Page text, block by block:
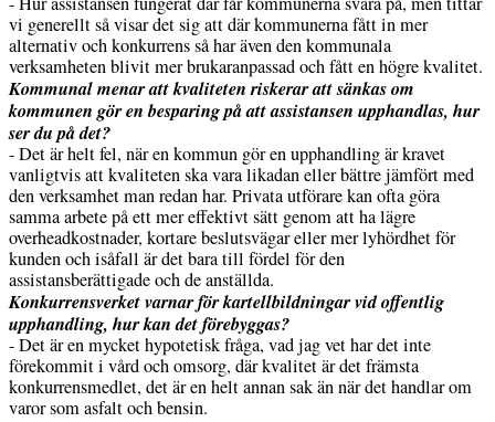
vi generellt så visar det sig att där kommunerna fått in mer
alternativ och konkurrens så har även den kommunala
verksamheten blivit mer brukaranpassad och fått en högre kvalitet.
Kommunal menar att kvaliteten riskerar att sänkas om
kommunen gör en besparing på att assistansen upphandlas, hur
ser du på det?
- Det är helt fel, när en kommun gör en upphandling är kravet
vanligtvis att kvaliteten ska vara likadan eller bättre jämfört med
den verksamhet man redan har. Privata utförare kan ofta göra
samma arbete på ett mer effektivt sätt genom att ha lägre
overheadkostnader, kortare beslutsvägar eller mer lyhördhet för
kunden och isåfall är det bara till fördel för den
assistansberättigade och de anställda.
Konkurrensverket varnar för kartellbildningar vid offentlig
upphandling, hur kan det förebyggas?
- Det är en mycket hypotetisk fråga, vad jag vet har det inte
förekommit i vård och omsorg, där kvalitet är det främsta
konkurrensmedlet, det är en helt annan sak än när det handlar om
varor som asfalt och bensin.